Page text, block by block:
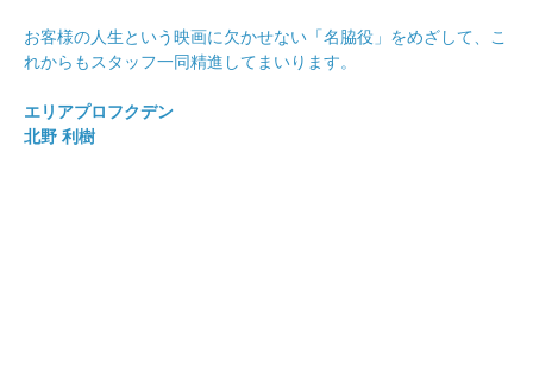
お客様の人生という映画に欠かせない「名脇役」をめざして、こ
れからもスタッフ一同精進してまいります。
エリアプロフクデン
北野 利樹